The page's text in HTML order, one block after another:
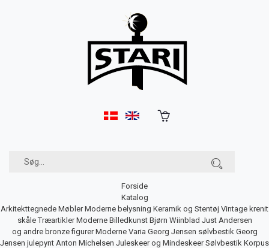
Forside
Katalog
Arkitekttegnede Møbler Moderne belysning Keramik og Stentøj Vintage krenit
skåle Træartikler Moderne Billedkunst Bjørn Wiinblad Just Andersen
og andre bronze figurer Moderne Varia Georg Jensen sølvbestik Georg
Jensen julepynt Anton Michelsen Juleskeer og Mindeskeer Sølvbestik Korpus